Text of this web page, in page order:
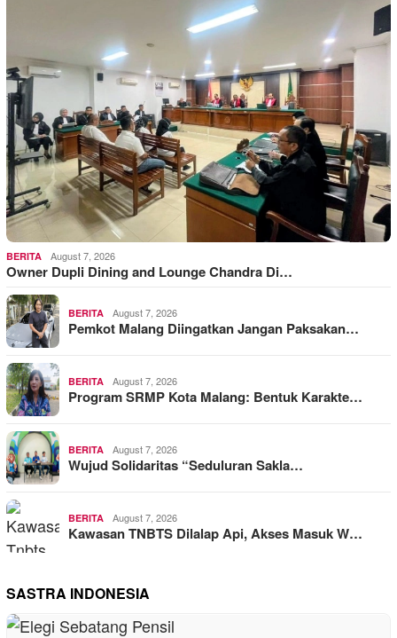
BERITA August 7, 2026
Owner Dupli Dining and Lounge Chandra Di…
BERITA August 7, 2026
Pemkot Malang Diingatkan Jangan Paksakan…
BERITA August 7, 2026
Program SRMP Kota Malang: Bentuk Karakte…
BERITA August 7, 2026
Wujud Solidaritas “Seduluran Sakla…
BERITA August 7, 2026
Kawasan TNBTS Dilalap Api, Akses Masuk W…
SASTRA INDONESIA